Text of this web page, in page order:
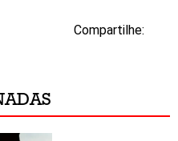
Compartilhe: